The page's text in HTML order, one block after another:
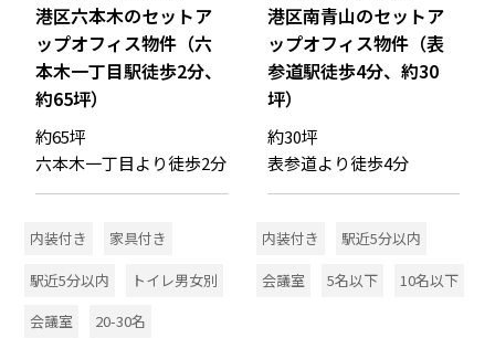
港区六本木のセットア
ップオフィス物件（六
本木一丁目駅徒歩2分、
約65坪）
約65坪
六本木一丁目より徒歩2分
内装付き
家具付き
駅近5分以内
トイレ男女別
会議室
20-30名
港区南青山のセットア
ップオフィス物件（表
参道駅徒歩4分、約30
坪）
約30坪
表参道より徒歩4分
内装付き
駅近5分以内
会議室
5名以下 10名以下